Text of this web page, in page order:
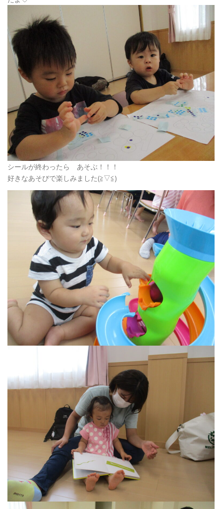
シールが終わったら あそぶ！！！
好きなあそびで楽しみました(≧▽≦)